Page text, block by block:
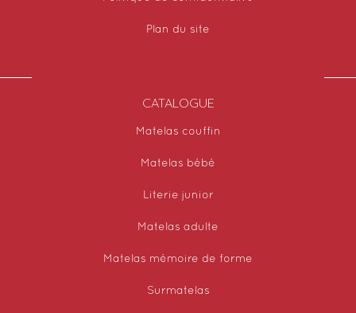
Plan du site
CATALOGUE
Matelas couffin
Matelas bébé
Literie junior
Matelas adulte
Matelas mémoire de forme
Surmatelas